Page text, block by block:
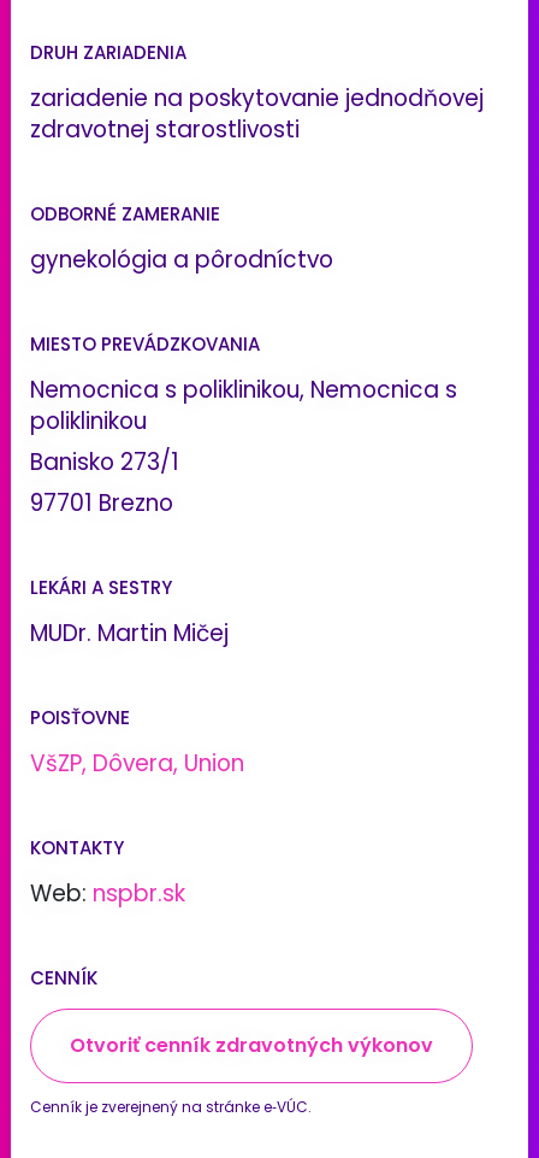
DRUH ZARIADENIA
zariadenie na poskytovanie jednodňovej
zdravotnej starostlivosti
ODBORNÉ ZAMERANIE
gynekológia a pôrodníctvo
MIESTO PREVÁDZKOVANIA
Nemocnica s poliklinikou, Nemocnica s
poliklinikou
Banisko 273/1
97701 Brezno
LEKÁRI A SESTRY
MUDr. Martin Mičej
POISŤOVNE
VšZP, Dôvera, Union
KONTAKTY
Web: nspbr.sk
CENNÍK
Otvoriť cenník zdravotných výkonov
Cenník je zverejnený na stránke e‑VÚC.